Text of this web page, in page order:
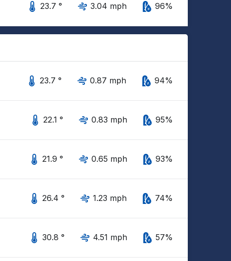
23.7 ° 3.04 mph 96%
23.7 ° 0.87 mph 94%
22.1 ° 0.83 mph 95%
21.9 ° 0.65 mph 93%
26.4 ° 1.23 mph 74%
30.8 ° 4.51 mph 57%